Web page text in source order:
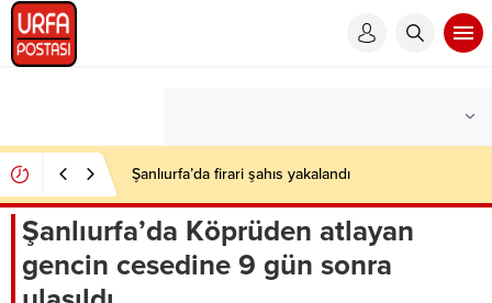
Şanlıurfa’da firari şahıs yakalandı
Şanlıurfa’da Köprüden atlayan
gencin cesedine 9 gün sonra